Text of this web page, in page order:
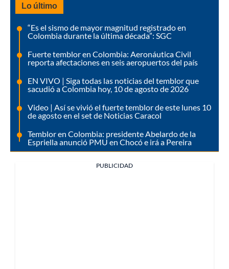
Lo último
“Es el sismo de mayor magnitud registrado en
Colombia durante la última década”: SGC
Fuerte temblor en Colombia: Aeronáutica Civil
reporta afectaciones en seis aeropuertos del país
EN VIVO | Siga todas las noticias del temblor que
sacudió a Colombia hoy, 10 de agosto de 2026
Video | Así se vivió el fuerte temblor de este lunes 10
de agosto en el set de Noticias Caracol
Temblor en Colombia: presidente Abelardo de la
Espriella anunció PMU en Chocó e irá a Pereira
PUBLICIDAD